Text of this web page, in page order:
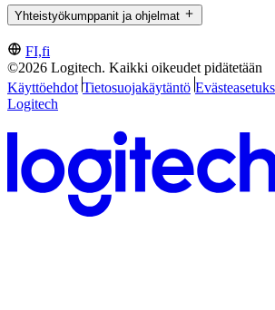
Yhteistyökumppanit ja ohjelmat
FI,fi
©2026 Logitech. Kaikki oikeudet pidätetään
Käyttöehdot Tietosuojakäytäntö
Logitech